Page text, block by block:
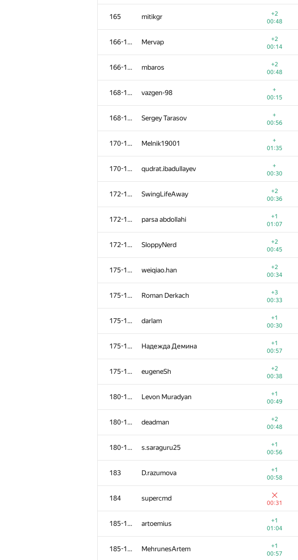
165 mitikgr
+2
00:48
166-167 Mervap
+2
00:14
166-167 mbaros
+2
00:48
168-169 vazgen-98
+
00:15
168-169 Sergey Tarasov
+
00:56
170-171 Melnik19001
+
01:35
170-171 qudrat.ibadullayev
+
00:30
172-174 SwingLifeAway
+2
00:36
172-174 parsa abdollahi
+1
01:07
172-174 SloppyNerd
+2
00:45
175-179 weiqiao.han
+2
00:34
175-179 Roman Derkach
+3
00:33
175-179 darlam
+1
00:30
175-179 Надежда Демина
+1
00:57
175-179 eugeneSh
+2
00:38
180-182 Levon Muradyan
+1
00:49
180-182 deadman
+2
00:48
180-182 s.saraguru25
+1
00:56
183 D.razumova
+1
00:58
184 supercmd
00:31
185-186 artoemius
+1
01:04
185-186 MehrunesArtem
+1
00:57
311 / 1130
151 Saeed.Odak
+1
00:52